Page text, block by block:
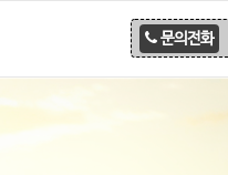
문의전화